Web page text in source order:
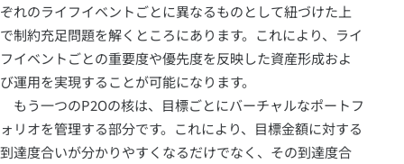
ぞれのライフイベントごとに異なるものとして紐づけた上
で制約充足問題を解くところにあります。これにより、ライ
フイベントごとの重要度や優先度を反映した資産形成およ
び運用を実現することが可能になります。
もう一つのP2Oの核は、目標ごとにバーチャルなポートフ
ォリオを管理する部分です。これにより、目標金額に対する
到達度合いが分かりやすくなるだけでなく、その到達度合